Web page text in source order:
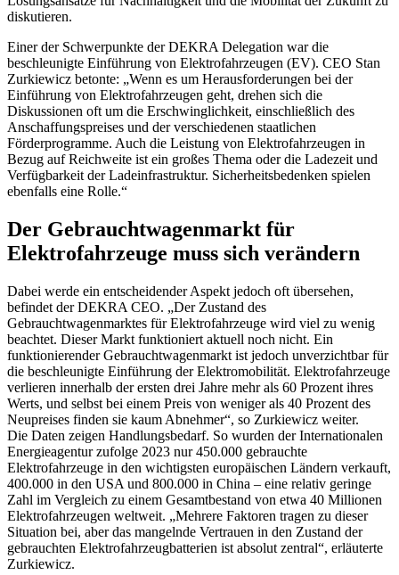
diskutieren.
Einer der Schwerpunkte der DEKRA Delegation war die
beschleunigte Einführung von Elektrofahrzeugen (EV). CEO Stan
Zurkiewicz betonte: „Wenn es um Herausforderungen bei der
Einführung von Elektrofahrzeugen geht, drehen sich die
Diskussionen oft um die Erschwinglichkeit, einschließlich des
Anschaffungspreises und der verschiedenen staatlichen
Förderprogramme. Auch die Leistung von Elektrofahrzeugen in
Bezug auf Reichweite ist ein großes Thema oder die Ladezeit und
Verfügbarkeit der Ladeinfrastruktur. Sicherheitsbedenken spielen
ebenfalls eine Rolle.“
Der Gebrauchtwagenmarkt für
Elektrofahrzeuge muss sich verändern
Dabei werde ein entscheidender Aspekt jedoch oft übersehen,
befindet der DEKRA CEO. „Der Zustand des
Gebrauchtwagenmarktes für Elektrofahrzeuge wird viel zu wenig
beachtet. Dieser Markt funktioniert aktuell noch nicht. Ein
funktionierender Gebrauchtwagenmarkt ist jedoch unverzichtbar für
die beschleunigte Einführung der Elektromobilität. Elektrofahrzeuge
verlieren innerhalb der ersten drei Jahre mehr als 60 Prozent ihres
Werts, und selbst bei einem Preis von weniger als 40 Prozent des
Neupreises finden sie kaum Abnehmer“, so Zurkiewicz weiter.
Die Daten zeigen Handlungsbedarf. So wurden der Internationalen
Energieagentur zufolge 2023 nur 450.000 gebrauchte
Elektrofahrzeuge in den wichtigsten europäischen Ländern verkauft,
400.000 in den USA und 800.000 in China – eine relativ geringe
Zahl im Vergleich zu einem Gesamtbestand von etwa 40 Millionen
Elektrofahrzeugen weltweit. „Mehrere Faktoren tragen zu dieser
Situation bei, aber das mangelnde Vertrauen in den Zustand der
gebrauchten Elektrofahrzeugbatterien ist absolut zentral“, erläuterte
Zurkiewicz.